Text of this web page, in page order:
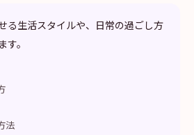
る生活スタイルや、日常の過ごし方
。
法